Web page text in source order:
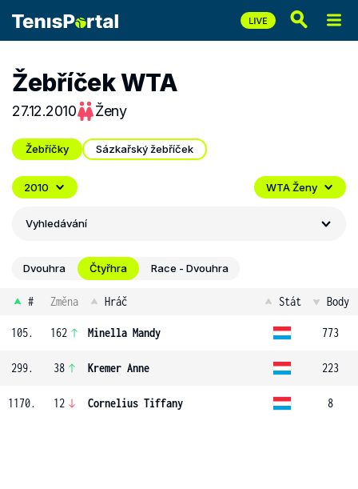
Žebříček WTA
27.12.2010 Ženy
Žebříčky Sázkařský žebříček
2010 WTA Ženy
Vyhledávání
Dvouhra Čtyřhra Race - Dvouhra
# Změna Hráč Stát Body
105. 162 Minella Mandy 773
299. 38 Kremer Anne 223
1170. 12 Cornelius Tiffany 8